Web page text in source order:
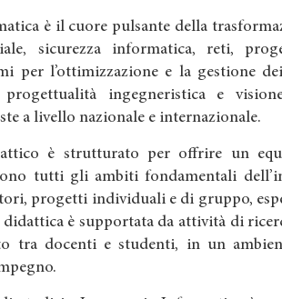
è il cuore pulsante della
sicurezza informatica, reti,
per l’ottimizzazione e la gestione
ingegneristica e
a livello nazionale e internazionale.
è strutturato per offrire un
tutti gli ambiti fondamentali
progetti individuali e di gruppo,
didattica è supportata da attività di
tra docenti e studenti, in un